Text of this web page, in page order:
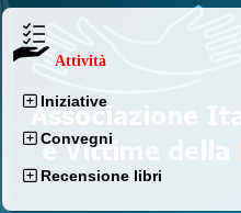
Attività
Iniziative
Convegni
Recensione libri